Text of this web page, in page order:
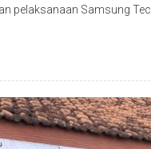
pelaksanaan Samsung